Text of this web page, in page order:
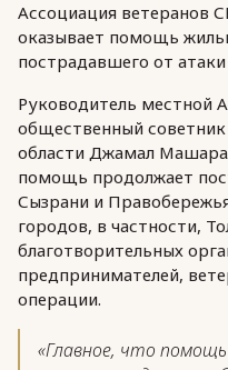
Ассоциация ветеранов
оказывает помощь
пострадавшего от
Руководитель местной
общественный
области Джамал
помощь продолжает
Сызрани и
городов, в частности,
благотворительных
предпринимателей,
операции.
«Главное, что